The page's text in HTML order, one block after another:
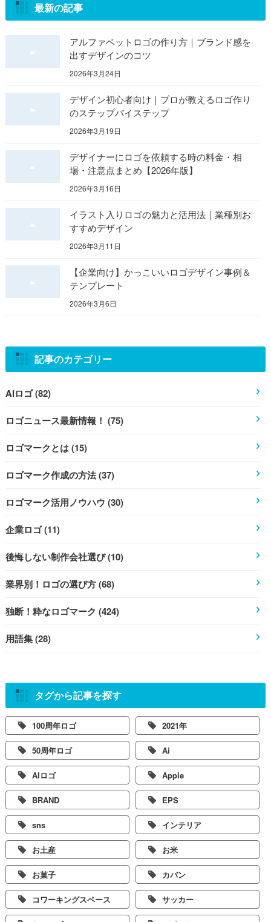
最新の記事
アルファベットロゴの作り方｜ブランド感を
出すデザインのコツ
2026年3月24日
デザイン初心者向け｜プロが教えるロゴ作り
のステップバイステップ
2026年3月19日
デザイナーにロゴを依頼する時の料金・相
場・注意点まとめ【2026年版】
2026年3月16日
イラスト入りロゴの魅力と活用法｜業種別お
すすめデザイン
2026年3月11日
【企業向け】かっこいいロゴデザイン事例＆
テンプレート
2026年3月6日
記事のカテゴリー
AIロゴ (82)
ロゴニュース最新情報！ (75)
ロゴマークとは (15)
ロゴマーク作成の方法 (37)
ロゴマーク活用ノウハウ (30)
企業ロゴ (11)
後悔しない制作会社選び (10)
業界別！ロゴの選び方 (68)
独断！粋なロゴマーク (424)
用語集 (28)
タグから記事を探す
100周年ロゴ 2021年
50周年ロゴ Ai
AIロゴ Apple
BRAND EPS
sns インテリア
お土産 お米
お菓子 カバン
コワーキングスペース サッカー